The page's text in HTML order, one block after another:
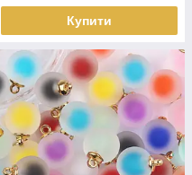
Купити